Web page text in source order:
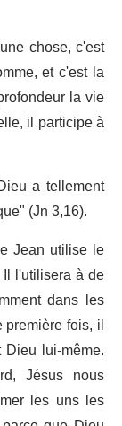
chose, c'est
et c'est la
la vie
il participe à
a tellement
(Jn 3,16).
Jean utilise le
l'utilisera à de
dans les
fois, il
lui-même.
Jésus nous
les uns les